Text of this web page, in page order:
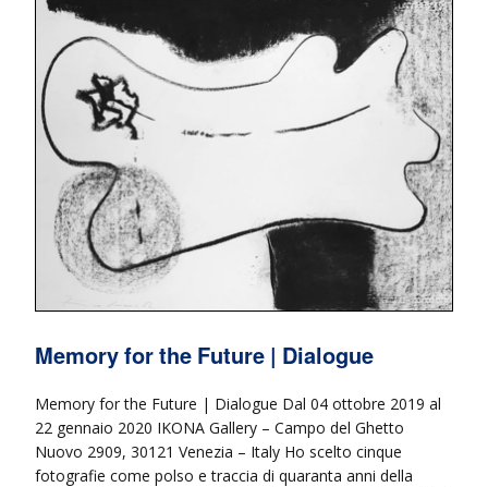
Memory for the Future | Dialogue
Memory for the Future | Dialogue Dal 04 ottobre 2019 al
22 gennaio 2020 IKONA Gallery – Campo del Ghetto
Nuovo 2909, 30121 Venezia – Italy Ho scelto cinque
fotografie come polso e traccia di quaranta anni della